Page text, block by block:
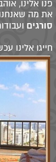
פנו אלינו,
את מה
סורגים
חייגו אלינו